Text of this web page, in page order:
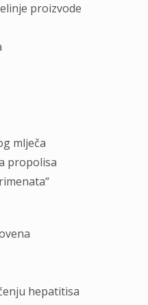
proizvode
mlječa
propolisa
hepatitisa